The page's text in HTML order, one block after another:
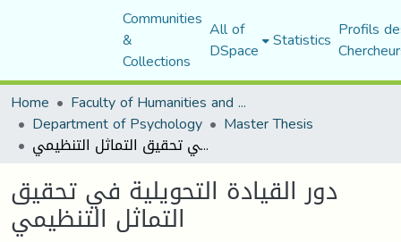
Communities
&
Collections
All of
DSpace Statistics Profils
Home
Faculty of Humanities and Social Sciences
Department of Psychology Master Thesis
دور القيادة التحويلية في تحقيق التماثل التنظيمي
دور القيادة التحويلية في تحقيق
التماثل التنظيمي